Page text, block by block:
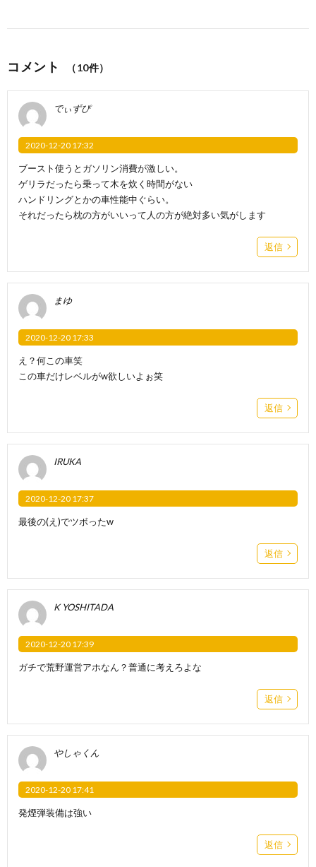
コメント （10件）
でぃずぴ
2020-12-20 17:32
ブースト使うとガソリン消費が激しい。
ゲリラだったら乗って木を炊く時間がない
ハンドリングとかの車性能中ぐらい。
それだったら枕の方がいいって人の方が絶対多い気がします
返信
まゆ
2020-12-20 17:33
え？何この車笑
この車だけレベルがw欲しいよぉ笑
返信
IRUKA
2020-12-20 17:37
最後の(え)でツボったw
返信
K YOSHITADA
2020-12-20 17:39
ガチで荒野運営アホなん？普通に考えろよな
返信
やしゃくん
2020-12-20 17:41
発煙弾装備は強い
返信